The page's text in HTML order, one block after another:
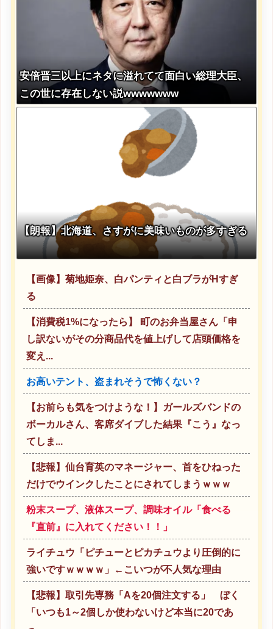
安倍晋三以上にネタに溢れてて面白い総理大臣、
この世に存在しない説wwwwwww
【朗報】北海道、さすがに美味いものが多すぎる
【画像】菊地姫奈、白パンティと白ブラがHすぎ
る
【消費税1%になったら】 町のお弁当屋さん「申
し訳ないがその分商品代を値上げして店頭価格を
変え...
お高いテント、盗まれそうで怖くない？
【お前らも気をつけような！】ガールズバンドの
ボーカルさん、客席ダイブした結果『こう』なっ
てしま...
【悲報】仙台育英のマネージャー、首をひねった
だけでウインクしたことにされてしまうｗｗｗ
粉末スープ、液体スープ、調味オイル「食べる
『直前』に入れてください！！」
ライチュウ「ピチューとピカチュウより圧倒的に
強いですｗｗｗｗ」←こいつが不人気な理由
【悲報】取引先専務「Aを20個注文する」 ぼく
「いつも1～2個しか使わないけど本当に20であ